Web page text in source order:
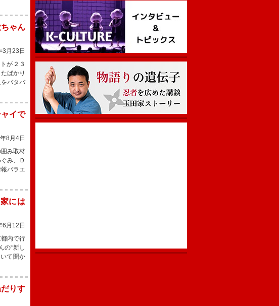
ゃん
3月23日
が２３
ばかり
バタバ
イで
8月4日
み取材
み、Ｄ
バラエ
には
6月12日
内で行
の“新し
て聞か
りす